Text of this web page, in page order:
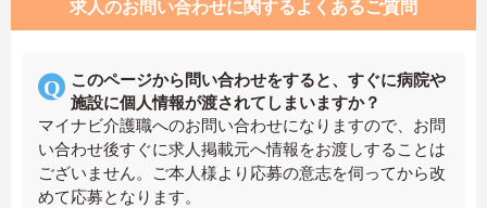
求人のお問い合わせに関するよくあるご質問
このページから問い合わせをすると、すぐに病院や
施設に個人情報が渡されてしまいますか？
マイナビ介護職へのお問い合わせになりますので、お問
い合わせ後すぐに求人掲載元へ情報をお渡しすることは
ございません。ご本人様より応募の意志を伺ってから改
めて応募となります。